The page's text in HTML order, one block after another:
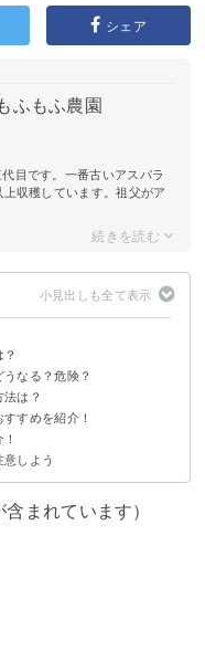
シェア
ふもふ農園
目です。一番古いアスパラ
収穫しています。祖父がア
のに限る
べられる
なる？危険？
は？
すめを紹介！
～17g 約60本前後）】アスパ
しよう
まれています）